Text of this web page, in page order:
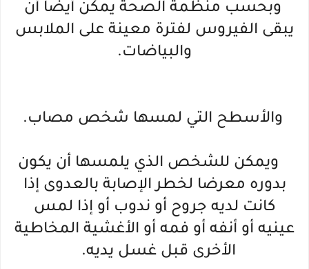
وبحسب منظمة الصحة يمكن أيضا أن
يبقى الفيروس لفترة معينة على الملابس
والبياضات.
والأسطح التي لمسها شخص مصاب.
ويمكن للشخص الذي يلمسها أن يكون
بدوره معرضا لخطر الإصابة بالعدوى إذا
كانت لديه جروح أو ندوب أو إذا لمس
عينيه أو أنفه أو فمه أو الأغشية المخاطية
الأخرى قبل غسل يديه.